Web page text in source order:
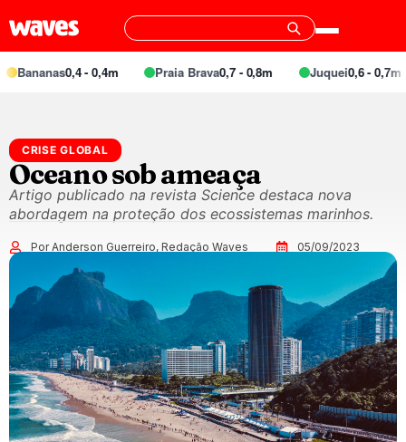
0,4 - 0,4m Praia Brava0,7 - 0,8m Juquei0,6 - 0,7m
CRISE GLOBAL
Oceano sob ameaça
Artigo publicado na revista Science destaca nova
abordagem na proteção dos ecossistemas marinhos.
Por Anderson Guerreiro, Redação Waves 05/09/2023